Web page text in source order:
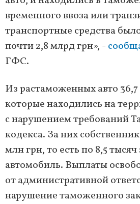
временного ввоза или
транспортные средства
почти 2,8 млрд грн», -
ГФС.
Из растаможенных авто 36,7
которые находились на
с нарушением требований
кодекса. За них
млн грн, то есть по 8,5
автомобиль. Выплаты
от административной
нарушение таможенного